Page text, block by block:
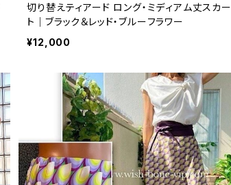
切り替えティアード ロング・ミディアム丈スカー
ト｜ブラック＆レッド・ブルーフラワー
¥12,000